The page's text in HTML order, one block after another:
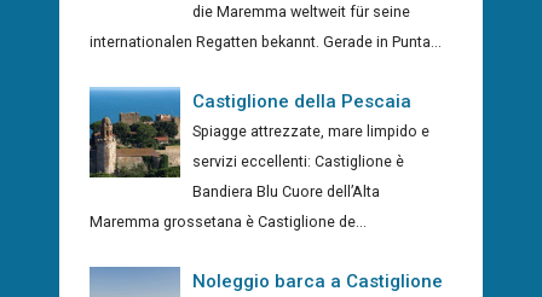
die Maremma weltweit für seine
internationalen Regatten bekannt. Gerade in Punta...
Castiglione della Pescaia
Spiagge attrezzate, mare limpido e
servizi eccellenti: Castiglione è
Bandiera Blu Cuore dell’Alta
Maremma grossetana è Castiglione de...
Noleggio barca a Castiglione